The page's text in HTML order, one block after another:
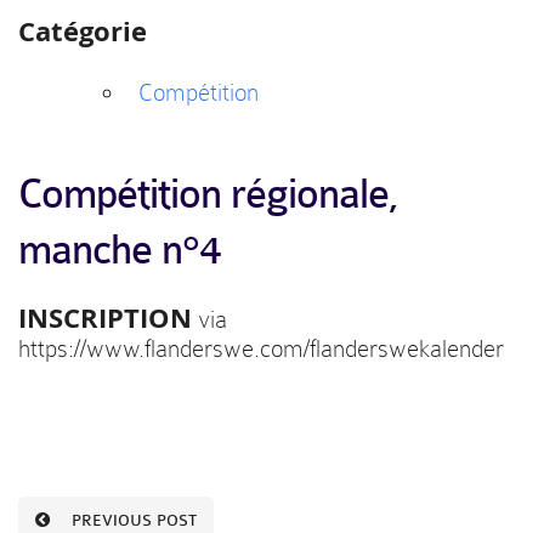
Catégorie
Compétition
Compétition régionale,
manche n°4
INSCRIPTION via
https://www.flanderswe.com/flanderswekalender
PREVIOUS POST